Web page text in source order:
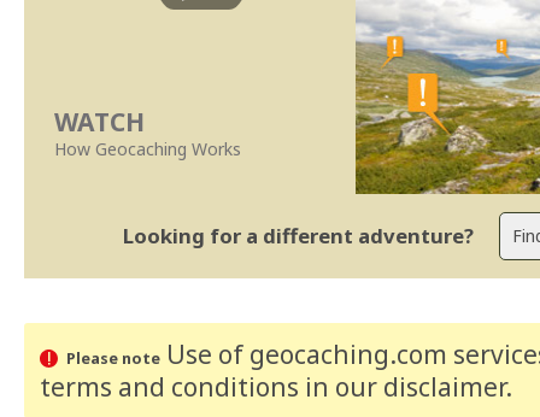
WATCH
How Geocaching Works
Looking for a different adventure?
Please noteUse of geocaching.com
terms and conditions in our disclaimer.